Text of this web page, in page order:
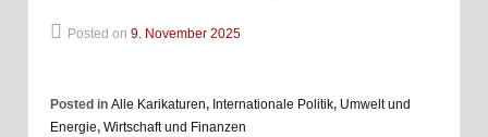
Posted on 9. November 2025
Posted in Alle Karikaturen, Internationale Politik, Umwelt und
Energie, Wirtschaft und Finanzen